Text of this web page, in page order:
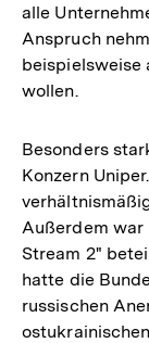
alle
Anspruch
beispielsweise
wollen.
Besonders
Konzern
Außerdem war
Stream 2"
hatte die
russischen